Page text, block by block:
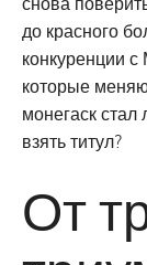
до красного
конкуренции
которые
монегаск
взять титул?
От